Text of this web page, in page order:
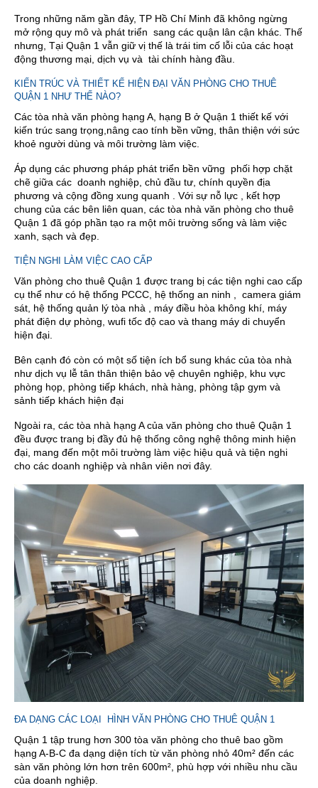
Trong những năm gần đây, TP Hồ Chí Minh đã không ngừng
mở rộng quy mô và phát triển sang các quận lân cận khác. Thế
nhưng, Tại Quận 1 vẫn giữ vị thế là trái tim cố lỗi của các hoạt
động thương mại, dịch vụ và tài chính hàng đầu.
KIẾN TRÚC VÀ THIẾT KẾ HIỆN ĐẠI VĂN PHÒNG CHO THUÊ
QUẬN 1 NHƯ THẾ NÀO?
Các tòa nhà văn phòng hạng A, hạng B ở Quận 1 thiết kế với
kiến trúc sang trọng,nâng cao tính bền vững, thân thiện với sức
khoẻ người dùng và môi trường làm việc.
Áp dụng các phương pháp phát triển bền vững phối hợp chặt
chẽ giữa các doanh nghiệp, chủ đầu tư, chính quyền địa
phương và cộng đồng xung quanh . Với sự nỗ lực , kết hợp
chung của các bên liên quan, các tòa nhà văn phòng cho thuê
Quận 1 đã góp phần tạo ra một môi trường sống và làm việc
xanh, sạch và đẹp.
TIỆN NGHI LÀM VIỆC CAO CẤP
Văn phòng cho thuê Quận 1 được trang bị các tiện nghi cao cấp
cụ thể như có hệ thống PCCC, hệ thống an ninh , camera giám
sát, hệ thống quản lý tòa nhà , máy điều hòa không khí, máy
phát điện dự phòng, wufi tốc độ cao và thang máy di chuyển
hiện đại.
Bên cạnh đó còn có một số tiện ích bổ sung khác của tòa nhà
như dịch vụ lễ tân thân thiện bảo vệ chuyên nghiệp, khu vực
phòng họp, phòng tiếp khách, nhà hàng, phòng tập gym và
sảnh tiếp khách hiện đại
Ngoài ra, các tòa nhà hạng A của văn phòng cho thuê Quận 1
đều được trang bị đầy đủ hệ thống công nghệ thông minh hiện
đại, mang đến một môi trường làm việc hiệu quả và tiện nghi
cho các doanh nghiệp và nhân viên nơi đây.
ĐA DẠNG CÁC LOẠI HÌNH VĂN PHÒNG CHO THUÊ QUẬN 1
Quận 1 tập trung hơn 300 tòa văn phòng cho thuê bao gồm
hạng A-B-C đa dạng diện tích từ văn phòng nhỏ 40m² đến các
sàn văn phòng lớn hơn trên 600m², phù hợp với nhiều nhu cầu
của doanh nghiệp.